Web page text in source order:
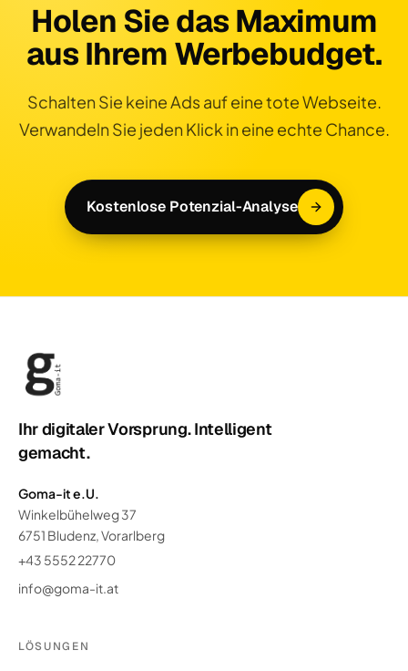
Holen Sie das Maximum
aus Ihrem Werbebudget.
Schalten Sie keine Ads auf eine tote Webseite.
Verwandeln Sie jeden Klick in eine echte Chance.
Kostenlose Potenzial-Analyse
Ihr digitaler Vorsprung. Intelligent
gemacht.
Goma-it e.U.
Winkelbühelweg 37
6751 Bludenz, Vorarlberg
+43 5552 22770
info@goma-it.at
LÖSUNGEN